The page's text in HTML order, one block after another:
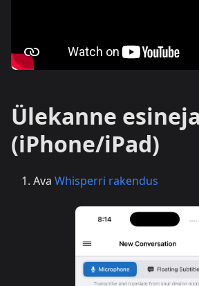
Ülekanne
(iPhone/iPad)
Ava Whisperri rakendus